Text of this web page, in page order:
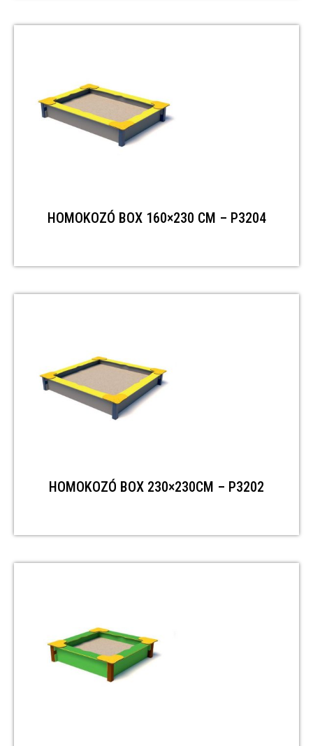
HOMOKOZÓ BOX 160×230 CM – P3204
HOMOKOZÓ BOX 230×230CM – P3202